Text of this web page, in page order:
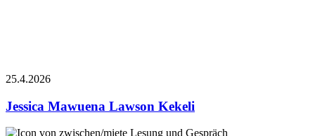
25.4.2026
Jessica Mawuena Lawson Kekeli
Lesung und Gespräch